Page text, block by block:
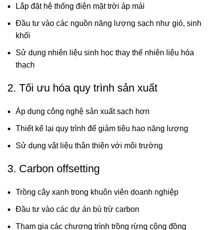
Lắp đặt hệ thống điện mặt trời áp mái
Đầu tư vào các nguồn năng lượng sạch như gió, sinh
khối
Sử dụng nhiên liệu sinh học thay thế nhiên liệu hóa
thạch
2. Tối ưu hóa quy trình sản xuất
Áp dụng công nghệ sản xuất sạch hơn
Thiết kế lại quy trình để giảm tiêu hao năng lượng
Sử dụng vật liệu thân thiện với môi trường
3. Carbon offsetting
Trồng cây xanh trong khuôn viên doanh nghiệp
Đầu tư vào các dự án bù trừ carbon
Tham gia các chương trình trồng rừng cộng đồng